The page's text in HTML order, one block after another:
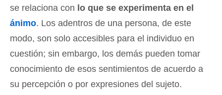
se relaciona con lo que se experimenta en el
ánimo. Los adentros de una persona, de este
modo, son solo accesibles para el individuo en
cuestión; sin embargo, los demás pueden tomar
conocimiento de esos sentimientos de acuerdo a
su percepción o por expresiones del sujeto.